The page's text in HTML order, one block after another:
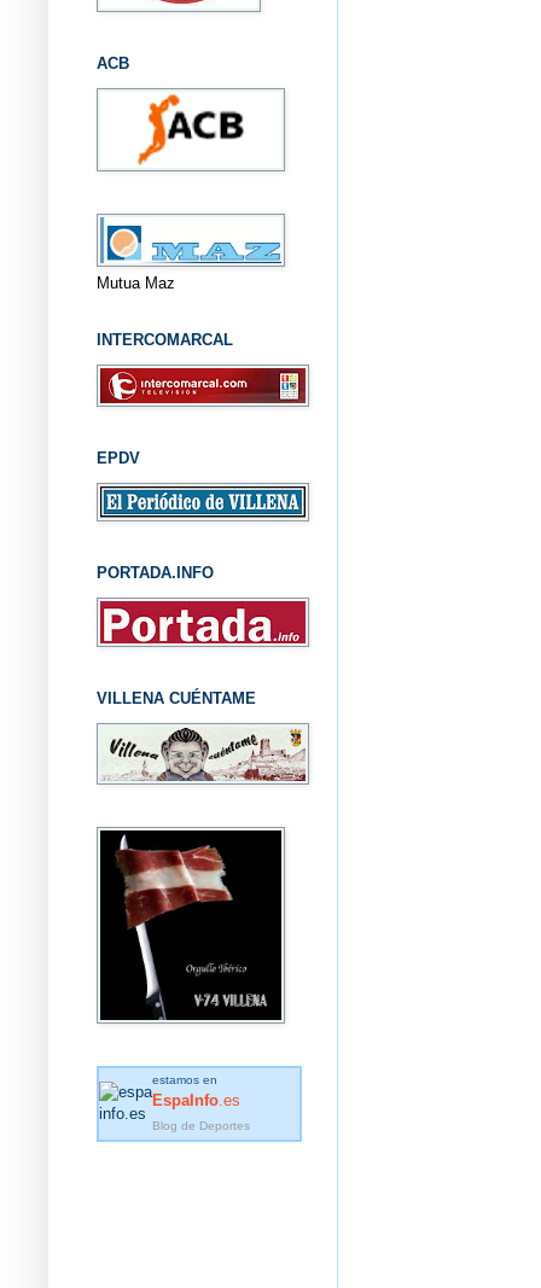
ACB
Mutua Maz
INTERCOMARCAL
EPDV
PORTADA.INFO
VILLENA CUÉNTAME
estamos en
EspaInfo .es
Blog de Deportes